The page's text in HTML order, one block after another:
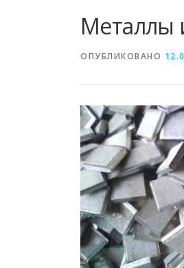
Металлы
ОПУБЛИКОВАНО